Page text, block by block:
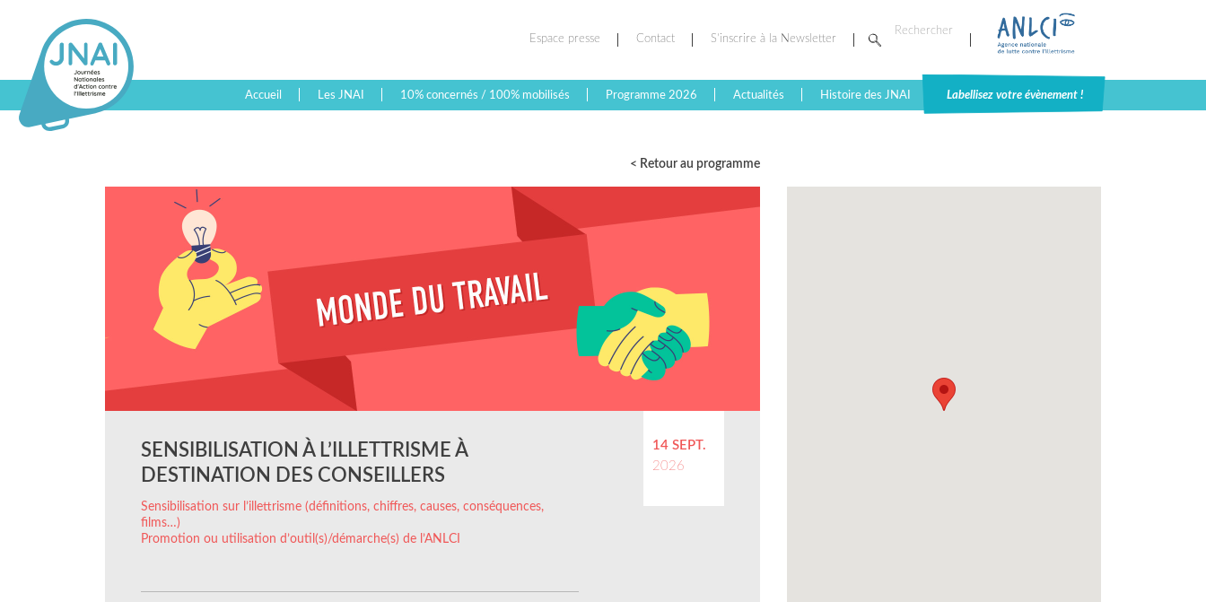
Espace presse Contact S’inscrire à la Newsletter
Accueil Les JNAI 10% concernés / 100% mobilisés Programme 2026 Actualités Histoire des JNAI Labellisez votre évènement !
< Retour au programme
14 SEPT.
2026
SENSIBILISATION À L’ILLETTRISME À
DESTINATION DES CONSEILLERS
Sensibilisation sur l’illettrisme (définitions, chiffres, causes, conséquences,
films…)
Promotion ou utilisation d’outil(s)/démarche(s) de l’ANLCI